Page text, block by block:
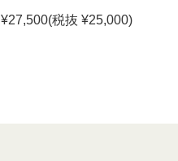
¥27,500(税抜 ¥25,000)